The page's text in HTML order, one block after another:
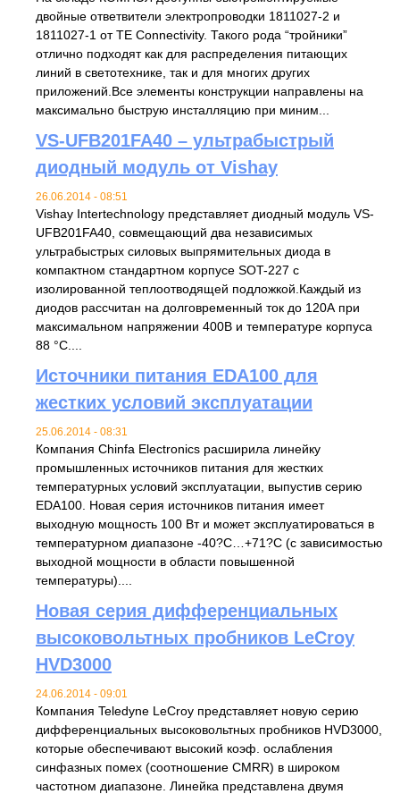
двойные ответвители электропроводки 1811027-2 и
1811027-1 от TE Connectivity. Такого рода “тройники”
отлично подходят как для распределения питающих
линий в светотехнике, так и для многих других
приложений.Все элементы конструкции направлены на
максимально быструю инсталляцию при миним...
VS-UFB201FA40 – ультрабыстрый
диодный модуль от Vishay
26.06.2014 - 08:51
Vishay Intertechnology представляет диодный модуль VS-
UFB201FA40, совмещающий два независимых
ультрабыстрых силовых выпрямительных диода в
компактном стандартном корпусе SOT-227 с
изолированной теплоотводящей подложкой.Каждый из
диодов рассчитан на долговременный ток до 120А при
максимальном напряжении 400В и температуре корпуса
88 °С....
Источники питания EDA100 для
жестких условий эксплуатации
25.06.2014 - 08:31
Компания Chinfa Electronics расширила линейку
промышленных источников питания для жестких
температурных условий эксплуатации, выпустив серию
EDA100. Новая серия источников питания имеет
выходную мощность 100 Вт и может эксплуатироваться в
температурном диапазоне -40?C…+71?C (с зависимостью
выходной мощности в области повышенной
температуры)....
Новая серия дифференциальных
высоковольтных пробников LeCroy
HVD3000
24.06.2014 - 09:01
Компания Teledyne LeCroy представляет новую серию
дифференциальных высоковольтных пробников HVD3000,
которые обеспечивают высокий коэф. ослабления
синфазных помех (соотношение CMRR) в широком
частотном диапазоне. Линейка представлена двумя